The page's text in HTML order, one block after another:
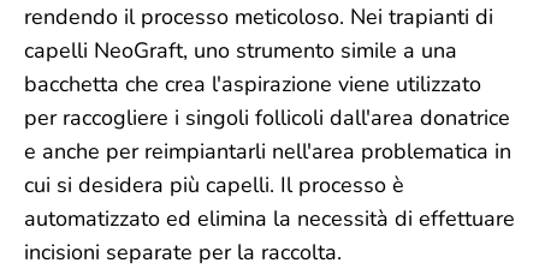
rendendo il processo meticoloso. Nei trapianti di
capelli NeoGraft, uno strumento simile a una
bacchetta che crea l'aspirazione viene utilizzato
per raccogliere i singoli follicoli dall'area donatrice
e anche per reimpiantarli nell'area problematica in
cui si desidera più capelli. Il processo è
automatizzato ed elimina la necessità di effettuare
incisioni separate per la raccolta.